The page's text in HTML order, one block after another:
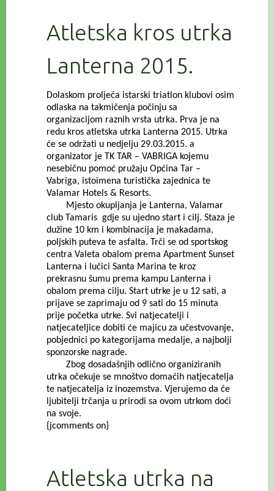
Atletska kros utrka
Lanterna 2015.
Dolaskom proljeća istarski triatlon klubovi osim
odlaska na takmičenja počinju sa
organizacijom raznih vrsta utrka. Prva je na
redu kros atletska utrka Lanterna 2015. Utrka
će se održati u nedjelju 29.03.2015. a
organizator je TK TAR – VABRIGA kojemu
nesebičnu pomoć pružaju Općina Tar –
Vabriga, istoimena turistička zajednica te
Valamar Hotels & Resorts.
Mjesto okupljanja je Lanterna, Valamar
club Tamaris gdje su ujedno start i cilj. Staza je
dužine 10 km i kombinacija je makadama,
poljskih puteva te asfalta. Trči se od sportskog
centra Valeta obalom prema Apartment Sunset
Lanterna i lučici Santa Marina te kroz
prekrasnu šumu prema kampu Lanterna i
obalom prema cilju. Start utrke je u 12 sati, a
prijave se zaprimaju od 9 sati do 15 minuta
prije početka utrke. Svi natjecatelji i
natjecateljice dobiti će majicu za učestvovanje,
pobjednici po kategorijama medalje, a najbolji
sponzorske nagrade.
Zbog dosadašnjih odlično organiziranih
utrka očekuje se mnoštvo domaćih natjecatelja
te natjecatelja iz inozemstva. Vjerujemo da će
ljubitelji trčanja u prirodi sa ovom utrkom doći
na svoje.
{jcomments on}
Atletska utrka na